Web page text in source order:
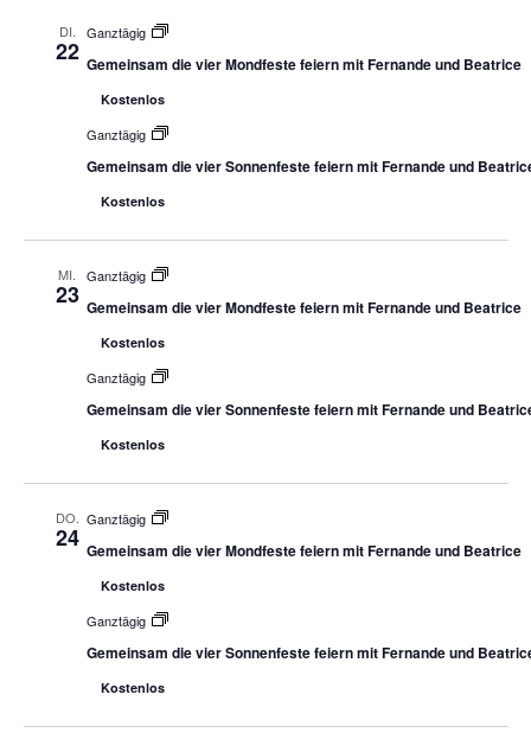
DI.
22
Ganztägig
Gemeinsam die vier Mondfeste feiern mit Fernande und Beatrice
Kostenlos
Ganztägig
Gemeinsam die vier Sonnenfeste feiern mit Fernande und
Kostenlos
MI.
23
Ganztägig
Gemeinsam die vier Mondfeste feiern mit Fernande und Beatrice
Kostenlos
Ganztägig
Gemeinsam die vier Sonnenfeste feiern mit Fernande und
Kostenlos
DO.
24
Ganztägig
Gemeinsam die vier Mondfeste feiern mit Fernande und Beatrice
Kostenlos
Ganztägig
Gemeinsam die vier Sonnenfeste feiern mit Fernande und
Kostenlos